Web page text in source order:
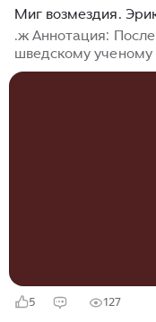
Миг возмездия.
.ж Аннотация:
шведскому ученому
расширения
5 127